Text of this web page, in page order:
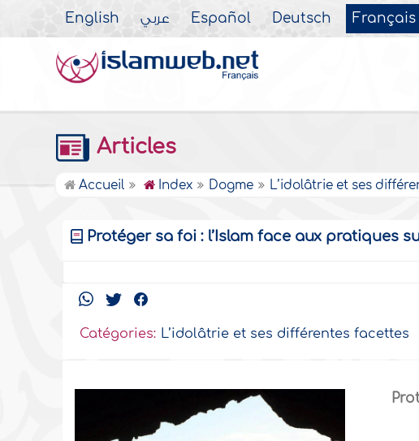
English عربي Español Deutsch Français
Articles
Accueil Index Dogme L’idolâtrie et ses
Protéger sa foi : l’Islam face aux pratiques
Catégories: L’idolâtrie et ses différentes facettes